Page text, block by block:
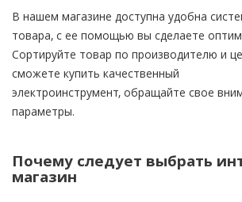
В нашем магазине доступна удобна
товара, с ее помощью вы сделаете
Сортируйте товар по производителю и
сможете купить качественный
электроинструмент, обращайте свое
параметры.
Почему следует выбрать
магазин